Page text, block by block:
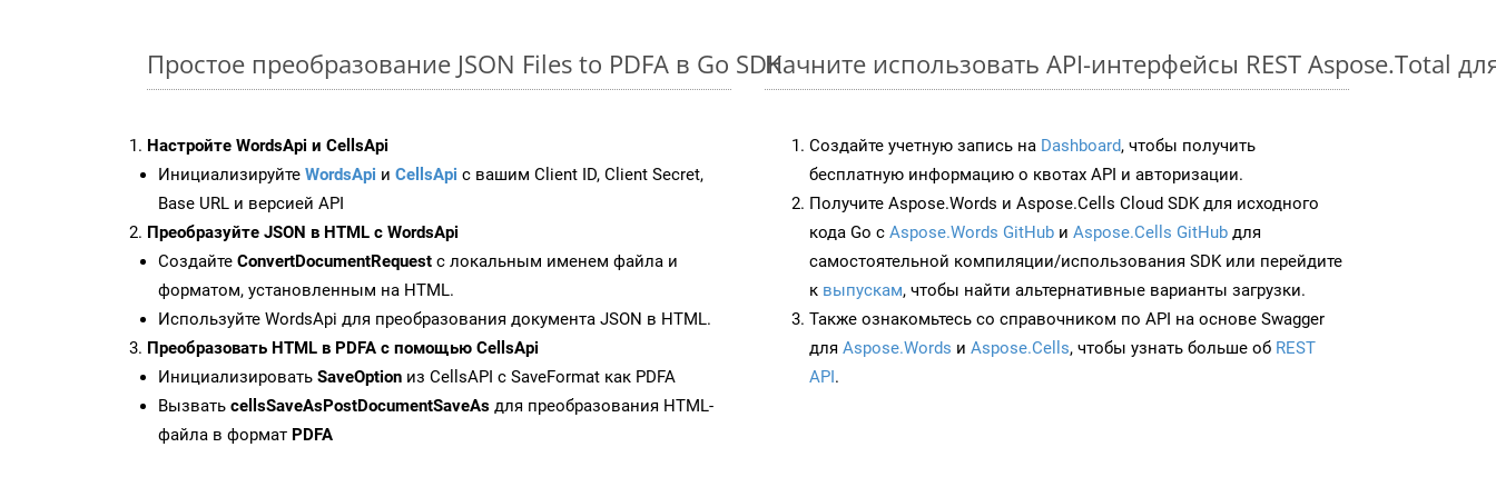
Простое преобразование JSON Files to PDFA в Go SDK
Настройте WordsApi и CellsApi
Инициализируйте WordsApi и CellsApi с вашим Client ID, Client Secret,
Base URL и версией API
Преобразуйте JSON в HTML с WordsApi
Создайте ConvertDocumentRequest с локальным именем файла и
форматом, установленным на HTML.
Используйте WordsApi для преобразования документа JSON в HTML.
Преобразовать HTML в PDFA с помощью CellsApi
Инициализировать SaveOption из CellsAPI с SaveFormat как PDFA
Вызвать cellsSaveAsPostDocumentSaveAs для преобразования HTML-
файла в формат PDFA
Начните использовать API-интерфейсы REST Aspose.Total
Создайте учетную запись на Dashboard, чтобы получить
бесплатную информацию о квотах API и авторизации.
Получите Aspose.Words и Aspose.Cells Cloud SDK для исходного
кода Go с Aspose.Words GitHub и Aspose.Cells GitHub для
самостоятельной компиляции/использования SDK или перейдите
к выпускам, чтобы найти альтернативные варианты загрузки.
Также ознакомьтесь со справочником по API на основе Swagger
для Aspose.Words и Aspose.Cells, чтобы узнать больше об REST
API.